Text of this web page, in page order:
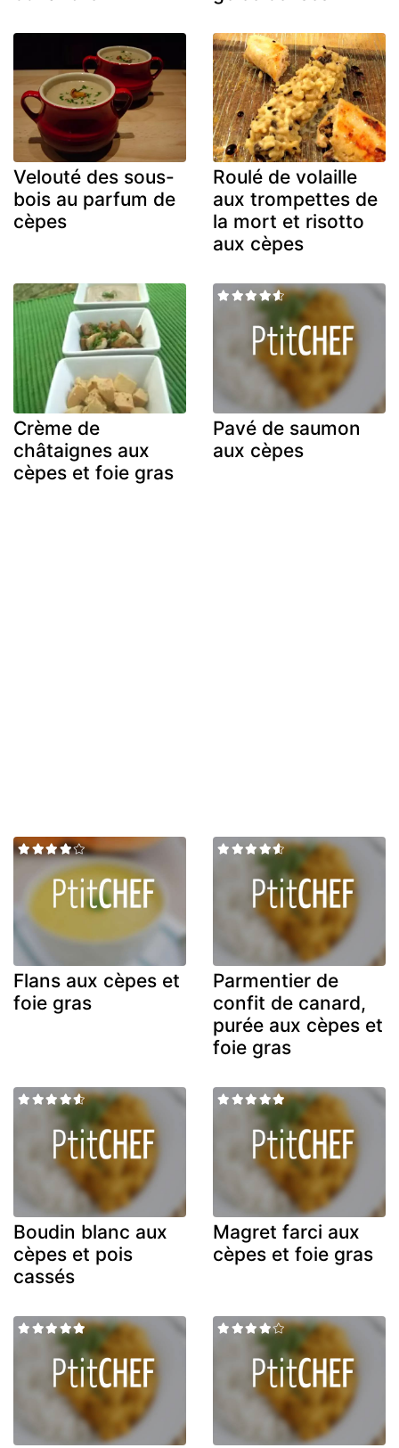
Velouté des sous-
bois au parfum de
cèpes
Roulé de volaille
aux trompettes de
la mort et risotto
aux cèpes
Crème de
châtaignes aux
cèpes et foie gras
Pavé de saumon
aux cèpes
Flans aux cèpes et
foie gras
Parmentier de
confit de canard,
purée aux cèpes et
foie gras
Boudin blanc aux
cèpes et pois
cassés
Magret farci aux
cèpes et foie gras